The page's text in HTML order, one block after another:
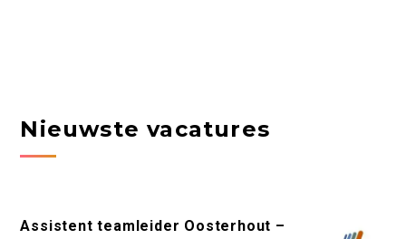
Nieuwste vacatures
Assistent teamleider Oosterhout –